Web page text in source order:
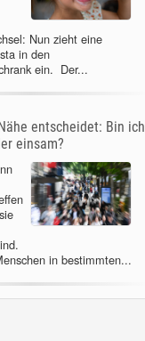
Nun zieht eine
in den
ein. Der...
entscheidet: Bin ich
einsam?
in bestimmten...